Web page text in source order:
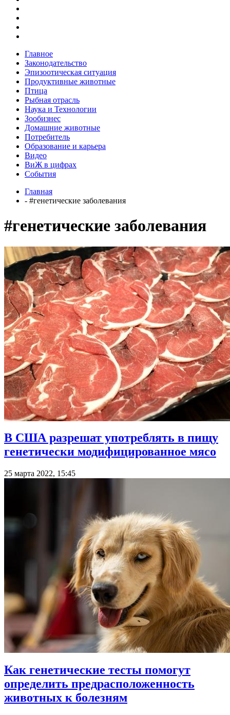
Главное
Законодательство
Эпизоотическая ситуация
Продуктивные животные
Птица
Рыбная отрасль
Наука и Технологии
Зообизнес
Домашние животные
Потребитель
Образование и карьера
Видео
ВиЖ в цифрах
События
Главная
- #генетические заболевания
#генетические заболевания
В США разрешат употреблять в пищу
генетически модифицированное мясо
25 марта 2022, 15:45
Как генетические тесты помогут
определить предрасположенность
животных к болезням